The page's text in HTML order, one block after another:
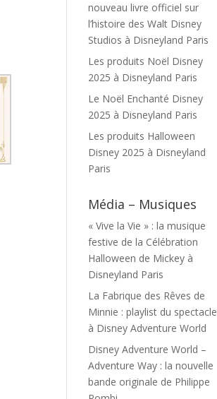
nouveau livre officiel sur
l’histoire des Walt Disney
Studios à Disneyland Paris
Les produits Noël Disney
2025 à Disneyland Paris
Le Noël Enchanté Disney
2025 à Disneyland Paris
Les produits Halloween
Disney 2025 à Disneyland
Paris
Média – Musiques
« Vive la Vie » : la musique
festive de la Célébration
Halloween de Mickey à
Disneyland Paris
La Fabrique des Rêves de
Minnie : playlist du spectacle
à Disney Adventure World
Disney Adventure World –
Adventure Way : la nouvelle
bande originale de Philippe